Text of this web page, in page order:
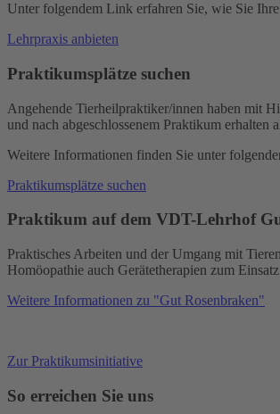
Unter folgendem Link erfahren Sie, wie Sie
Lehrpraxis anbieten
Praktikumsplätze suchen
Angehende Tierheilpraktiker/innen haben mit
und nach abgeschlossenem Praktikum
Weitere Informationen finden Sie unter
Praktikumsplätze suchen
Praktikum auf dem VDT-Lehrhof
Praktisches Arbeiten und der Umgang mit
Homöopathie auch Gerätetherapien zum
Weitere Informationen zu "Gut Rosenbraken"
Zur Praktikumsinitiative
So erreichen Sie uns